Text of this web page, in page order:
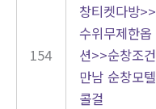
154
창티켓다방>>
수위무제한옵
션>>순창조건
만남 순창모텔
콜걸